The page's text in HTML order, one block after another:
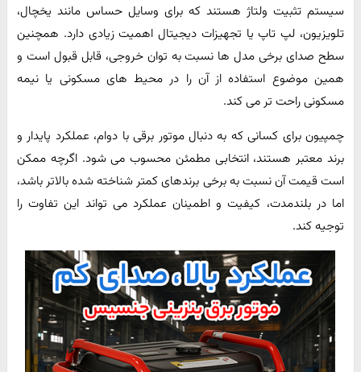
سیستم تثبیت ولتاژ هستند که برای وسایل حساس مانند یخچال،
تلویزیون، لپ تاپ یا تجهیزات دیجیتال اهمیت زیادی دارد. همچنین
سطح صدای برخی مدل ها نسبت به توان خروجی، قابل قبول است و
همین موضوع استفاده از آن را در محیط های مسکونی یا نیمه
مسکونی راحت تر می کند.
چمپیون برای کسانی که به دنبال موتور برقی با دوام، عملکرد پایدار و
برند معتبر هستند، انتخابی مطمئن محسوب می شود. اگرچه ممکن
است قیمت آن نسبت به برخی برندهای کمتر شناخته شده بالاتر باشد،
اما در بلندمدت، کیفیت و اطمینان عملکرد می تواند این تفاوت را
توجیه کند.